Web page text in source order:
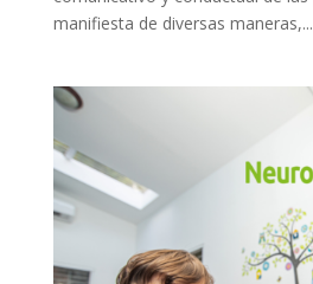
manifiesta de diversas maneras,...